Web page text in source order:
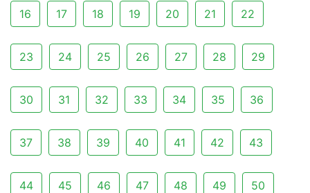
16 17 18 19 20 21 22
23 24 25 26 27 28 29
30 31 32 33 34 35 36
37 38 39 40 41 42 43
44 45 46 47 48 49 50